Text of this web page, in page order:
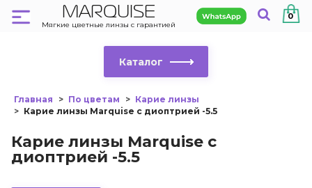
MARQUISE
Мягкие цветные линзы с гарантией
0
Каталог
Главная По цветам
Карие линзы
Карие линзы Marquise с диоптрией -5.5
Карие линзы Marquise с
диоптрией -5.5